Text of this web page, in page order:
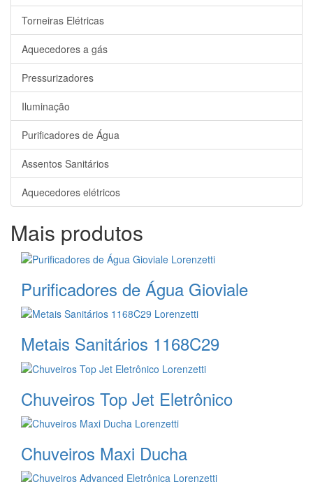
Torneiras Elétricas
Aquecedores a gás
Pressurizadores
Iluminação
Purificadores de Água
Assentos Sanitários
Aquecedores elétricos
Mais produtos
Purificadores de Água Gioviale
Metais Sanitários 1168C29
Chuveiros Top Jet Eletrônico
Chuveiros Maxi Ducha